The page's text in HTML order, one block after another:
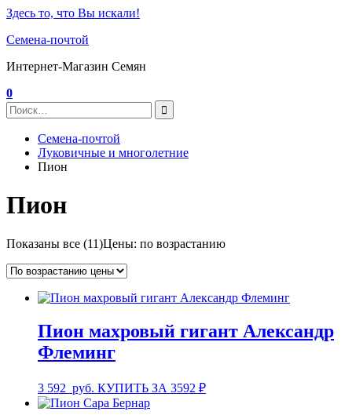
Здесь то, что Вы искали!
Семена-почтой
Интернет-Магазин Семян
0
Семена-почтой
Луковичные и многолетние
Пион
Пион
Показаны все (11)Цены: по возрастанию
Пион махровый гигант Александр
Флеминг
3 592 руб. КУПИТЬ ЗА 3592 ₽